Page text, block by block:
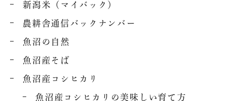
新潟米（マイバック）
農耕舎通信バックナンバー
魚沼の自然
魚沼産そば
魚沼産コシヒカリ
魚沼産コシヒカリの美味しい育て方